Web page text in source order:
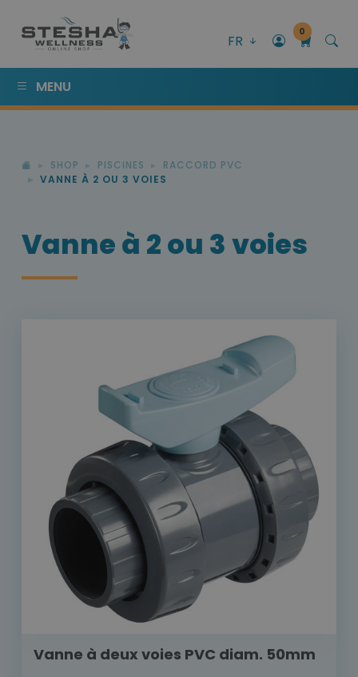
FR
0
MENU
SHOP PISCINES
RACCORD PVC
VANNE À 2 OU 3 VOIES
Vanne à 2 ou 3 voies
Vanne à deux voies PVC diam. 50mm